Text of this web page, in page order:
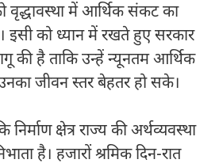
वृद्धावस्था में आर्थिक संकट का
इसी को ध्यान में रखते हुए सरकार
की है ताकि उन्हें न्यूनतम आर्थिक
जीवन स्तर बेहतर हो सके।
क्षेत्र राज्य की अर्थव्यवस्था
है। हजारों श्रमिक दिन-रात